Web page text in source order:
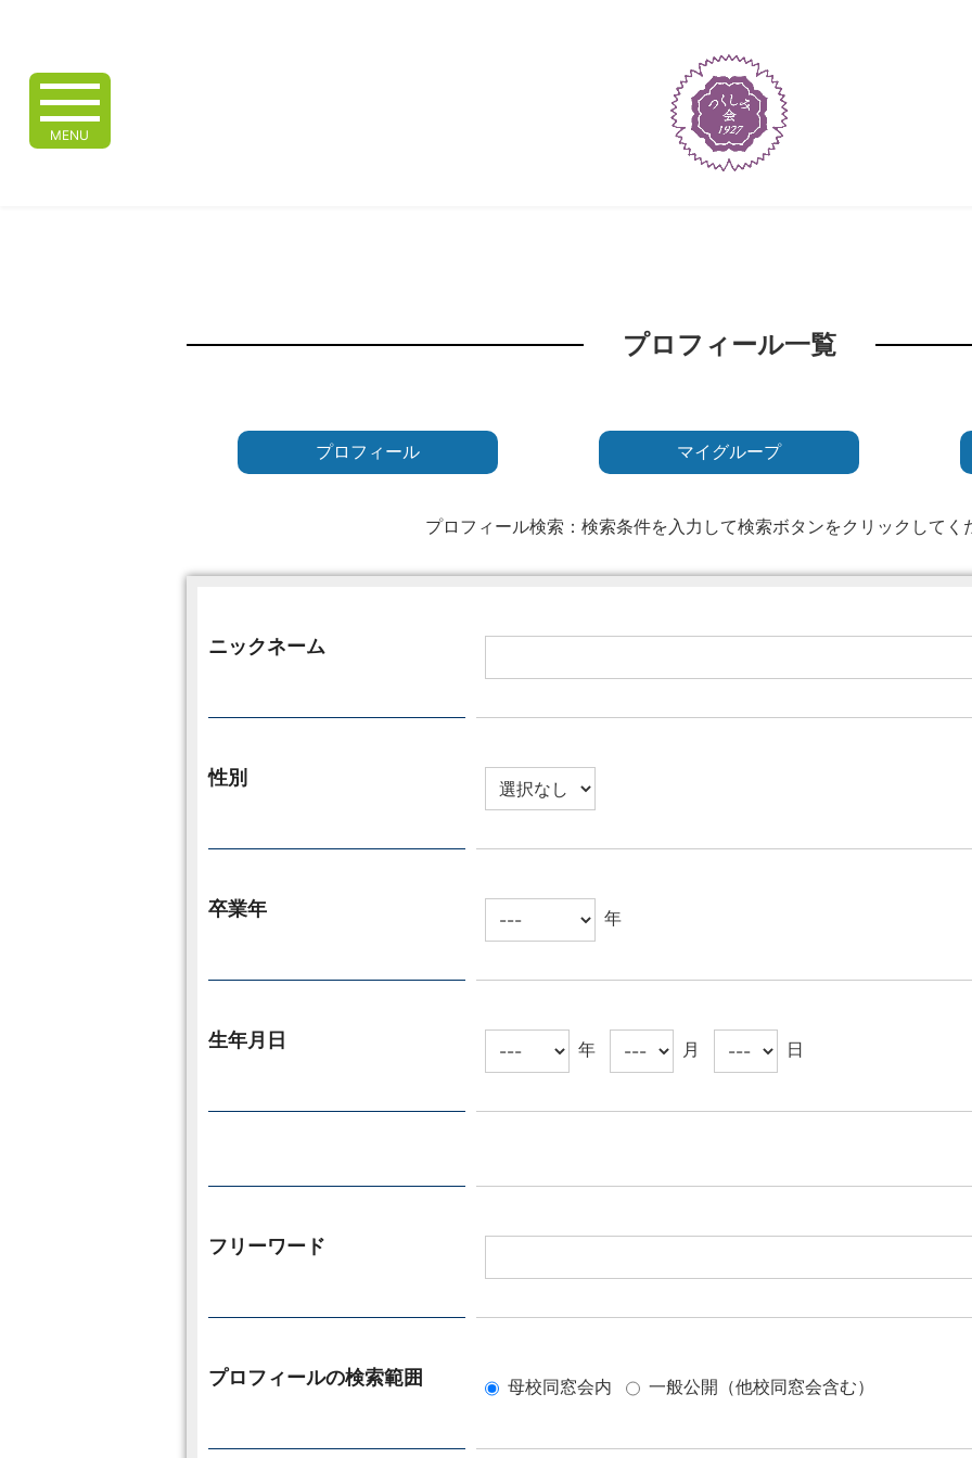
MENU
プロフィール一覧
プロフィール マイグループ
プロフィール検索： 検索条件を入力して検索ボタンをクリックしてく
ニックネーム
性別
卒業年 年
生年月日 年 月 日
フリーワード
プロフィールの検索範囲 母校同窓会内 一般公開（他校同窓会含む）